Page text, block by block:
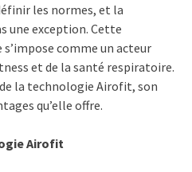
les normes, et la
une exception. Cette
comme un acteur
et de la santé respiratoire.
la technologie Airofit, son
qu’elle offre.
Airofit